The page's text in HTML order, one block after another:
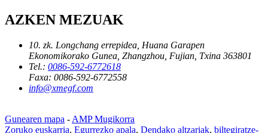
AZKEN MEZUAK
10. zk. Longchang errepidea, Huana Garapen
Ekonomikorako Gunea, Zhangzhou, Fujian, Txina 363801
Tel.: 0086-592-6772618
Faxa: 0086-592-6772558
info@xmegf.com
Gunearen mapa - AMP Mugikorra
Zoruko euskarria, Egurrezko apala, Dendako altzariak, biltegiratze-